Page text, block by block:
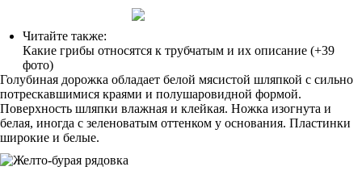
Читайте также:
Какие грибы относятся к трубчатым и их описание (+39
фото)
Голубиная дорожка обладает белой мясистой шляпкой с сильно
потрескавшимися краями и полушаровидной формой.
Поверхность шляпки влажная и клейкая. Ножка изогнута и
белая, иногда с зеленоватым оттенком у основания. Пластинки
широкие и белые.